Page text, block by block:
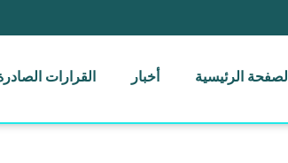
الصفحة الرئيسية أخبار القرارات